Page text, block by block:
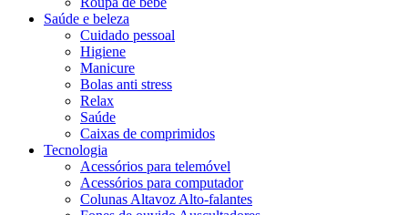
Saúde e beleza
Cuidado pessoal
Higiene
Manicure
Bolas anti stress
Relax
Saúde
Caixas de comprimidos
Tecnologia
Acessórios para telemóvel
Acessórios para computador
Colunas Altavoz Alto-falantes